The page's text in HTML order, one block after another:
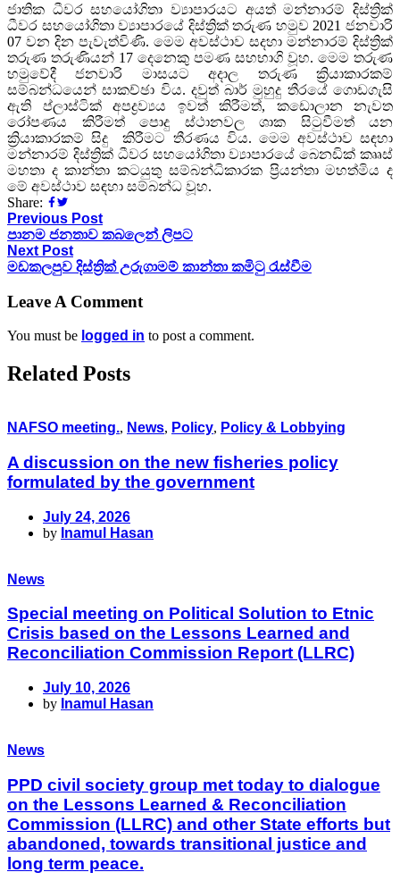
ජාතික ධීවර සහයෝගිතා ව්‍යාපාරයට අයත් මන්නාරම් දිස්ත්‍රික්
ධීවර සහයෝගිතා ව්‍යාපාරයේ දිස්ත්‍රික් තරුණ හමුව 2021 ජනවාරි
07 වන දින පැවැත්විණි. මෙම අවස්ථාව සදහා මන්නාරම් දිස්ත්‍රික්
තරුණ තරුණියන් 17 දෙනෙකු පමණ සහභාගි වූහ. මෙම තරුණ
හමුවේදී ජනවාරි මාසයට අදාල තරුණ ක්‍රියාකාරකම්
සම්බන්ධයෙන් සාකච්ඡා විය. දවුත් බාර් මුහුදු තීරයේ ගොඩගැසි
ඇති ප්ලාස්ටික් අපද්‍රව්‍යය ඉවත් කිරීමත්, කඩොලාන නැවත
රෝපණය කිරීමත් පොදු ස්ථානවල ශාක සිටුවීමත් යන
ක්‍රියාකාරකම් සිදු කිරීමට තීරණය විය. මෙම අවස්ථාව සඳහා
මන්නාරම් දිස්ත්‍රික් ධීවර සහයෝගිතා ව්‍යාපාරයේ බෙනඩික් කෲස්
මහතා ද කාන්තා කටයුතු සම්බන්ධිකාරක ප්‍රියන්තා මහත්මිය ද
මේ අවස්ථාව සඳහා සම්බන්ධ වූහ.
Share:
Previous Post
පානම ජනතාව කබලෙන් ලිපට
Next Post
මඩකලපුව දිස්ත්‍රික් උරුගාමම් කාන්තා කමිටු රැස්වීම
Leave A Comment
You must be logged in to post a comment.
Related Posts
NAFSO meeting., News, Policy, Policy & Lobbying
A discussion on the new fisheries policy
formulated by the government
July 24, 2026
by Inamul Hasan
News
Special meeting on Political Solution to Etnic
Crisis based on the Lessons Learned and
Reconciliation Commission Report (LLRC)
July 10, 2026
by Inamul Hasan
News
PPD civil society group met today to dialogue
on the Lessons Learned & Reconciliation
Commission (LLRC) and other State efforts but
abandoned, towards transitional justice and
long term peace.